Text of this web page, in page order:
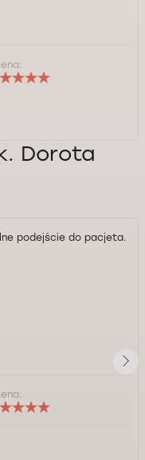
Dorota
podejście do pacjeta.